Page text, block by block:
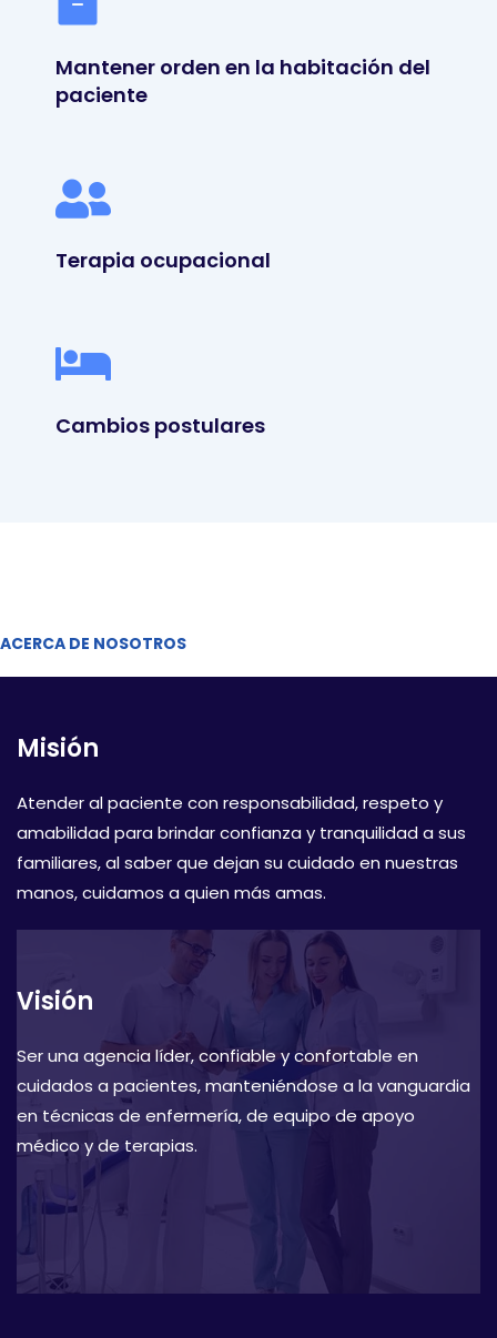
Mantener orden en la habitación del
paciente
Terapia ocupacional
Cambios postulares
ACERCA DE NOSOTROS
Misión
Atender al paciente con responsabilidad, respeto y
amabilidad para brindar confianza y tranquilidad a sus
familiares, al saber que dejan su cuidado en nuestras
manos, cuidamos a quien más amas.
Visión
Ser una agencia líder, confiable y confortable en
cuidados a pacientes, manteniéndose a la vanguardia
en técnicas de enfermería, de equipo de apoyo
médico y de terapias.